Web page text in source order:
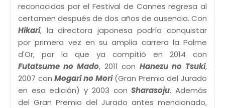
reconocidas por el Festival de Cannes regresa al
certamen después de dos años de ausencia. Con
Hikari, la directora japonesa podría conquistar
por primera vez en su amplia carrera la Palme
d'Or, por la que ya compitió en 2014 con
Futatsume no Mado, 2011 conHanezu no Tsuki,
2007 conMogari no Mori(Gran Premio del Jurado
en esa edición) y 2003 conSharasoju. Además
del Gran Premio del Jurado antes mencionado,